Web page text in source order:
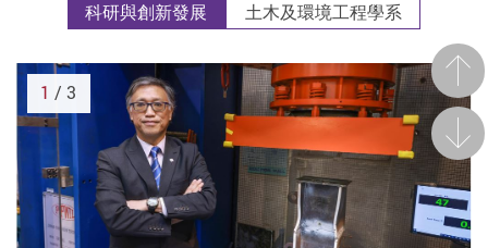
科研與創新發展 土木及環境工程學系
前
後一
1 / 3